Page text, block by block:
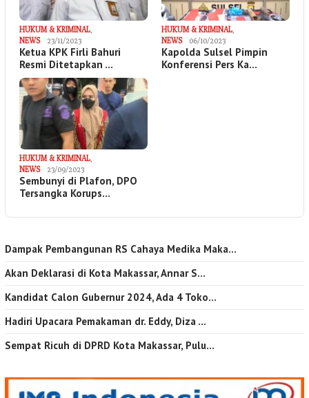
HUKUM & KRIMINAL
NEWS
23/11/2023
Ketua KPK Firli Bahuri
Resmi Ditetapkan …
HUKUM & KRIMINAL
NEWS
06/10/2023
Kapolda Sulsel Pimpin
Konferensi Pers Ka…
HUKUM & KRIMINAL
NEWS
23/09/2023
Sembunyi di Plafon, DPO
Tersangka Korups…
Dampak Pembangunan RS Cahaya Medika Maka…
Akan Deklarasi di Kota Makassar, Annar S…
Kandidat Calon Gubernur 2024, Ada 4 Toko…
Hadiri Upacara Pemakaman dr. Eddy, Diza …
Sempat Ricuh di DPRD Kota Makassar, Pulu…